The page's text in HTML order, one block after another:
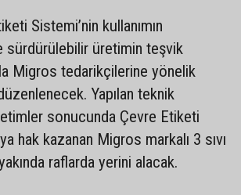
Sistemi’nin kullanımın
sürdürülebilir üretimin teşvik
Migros tedarikçilerine yönelik
Yapılan teknik
sonucunda Çevre Etiketi
hak kazanan Migros markalı 3 sıvı
raflarda yerini alacak.